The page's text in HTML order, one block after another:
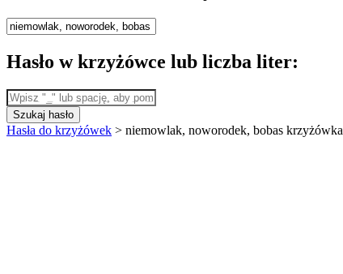
Hasło w krzyżówce lub liczba liter:
Szukaj hasło
Hasła do krzyżówek > niemowlak, noworodek, bobas krzyżówka